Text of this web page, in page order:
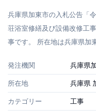
兵庫県加東市の入札公告「
荘浴室修繕及び設備改修工
事です。 所在地は兵庫県加
発注機関 兵庫県
所在地 兵庫県
カテゴリー 工事